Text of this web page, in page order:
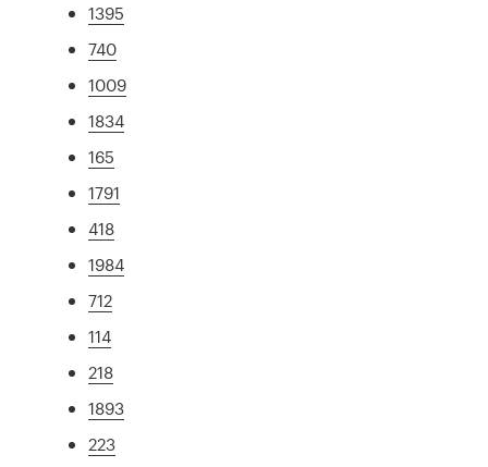
1395
740
1009
1834
165
1791
418
1984
712
114
218
1893
223